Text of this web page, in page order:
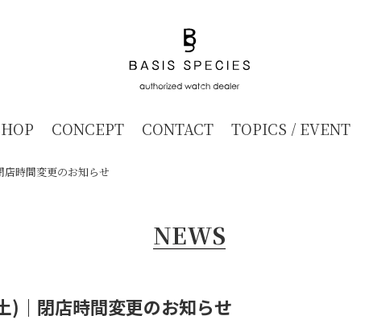
CONCEPT CONTACT TOPICS / EVENT
店時間変更のお知らせ
NEWS
)｜閉店時間変更のお知らせ